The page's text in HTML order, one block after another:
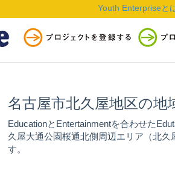
Youth Enterpriseと
名古屋市北久屋地区の地
EducationとEntertainmentを合わせた
久屋大通公園桜通北側周辺エリア（北
す。